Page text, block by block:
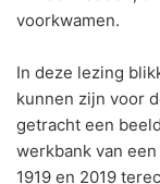
voorkwamen.
In deze lezing
kunnen zijn voor
getracht een
werkbank van
1919 en 2019